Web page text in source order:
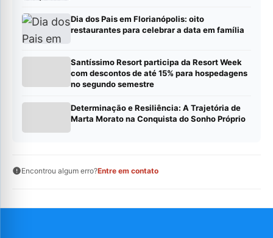
Dia dos Pais em Florianópolis: oito
restaurantes para celebrar a data em família
Santíssimo Resort participa da Resort Week
com descontos de até 15% para hospedagens
no segundo semestre
Determinação e Resiliência: A Trajetória de
Marta Morato na Conquista do Sonho Próprio
Encontrou algum erro?Entre em contato